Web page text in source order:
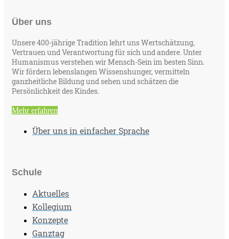
Über uns
Unsere 400-jährige Tradition lehrt uns Wertschätzung,
Vertrauen und Verantwortung für sich und andere. Unter
Humanismus verstehen wir Mensch-Sein im besten Sinn.
Wir fördern lebenslangen Wissenshunger, vermitteln
ganzheitliche Bildung und sehen und schätzen die
Persönlichkeit des Kindes.
Mehr erfahren
Über uns in einfacher Sprache
Schule
Aktuelles
Kollegium
Konzepte
Ganztag